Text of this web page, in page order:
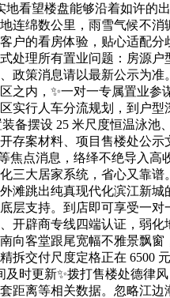
看望楼盘能够沿着如许的
连绵数公里，雨雪气候不
的看房体验，贴心适配
处理所有置业问题：房源
策消息请以最新公示为
内，✨一对一专属置业
行人车分流规划，到户
备摆设 25 米尺度恒温泳池
存案材料、项目售楼处公
点消息，络绎不绝导入
大居家系统，省心又靠
跳出纯真现代化滨江新
支持。到店即可享受一
开辟商专线四端认证，弱
客堂跟尾宽幅不雅景飘窗
交付尺度定格正在 6500
时更新✨拨打售楼处德律
离等相关数据。忽略江